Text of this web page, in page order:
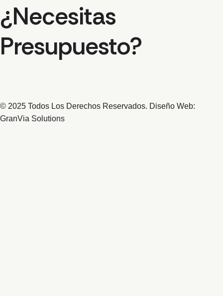
¿Necesitas
Presupuesto?
© 2025 Todos Los Derechos Reservados. Diseño Web:
GranVia Solutions